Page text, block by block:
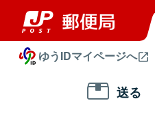
ゆうIDマイページへ
送る